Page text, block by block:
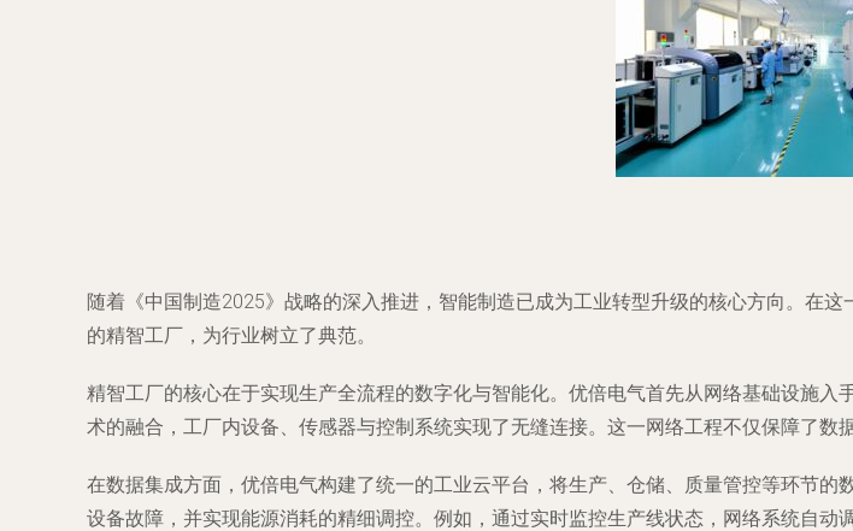
随着《中国制造2025》战略的深入推进，智能制造已成为工业转型升级的核心方向。在
的精智工厂，为行业树立了典范。
精智工厂的核心在于实现生产全流程的数字化与智能化。优倍电气首先从网络基础设施
术的融合，工厂内设备、传感器与控制系统实现了无缝连接。这一网络工程不仅保障了数
在数据集成方面，优倍电气构建了统一的工业云平台，将生产、仓储、质量管控等环节
设备故障，并实现能源消耗的精细调控。例如，通过实时监控生产线状态，网络系统自动